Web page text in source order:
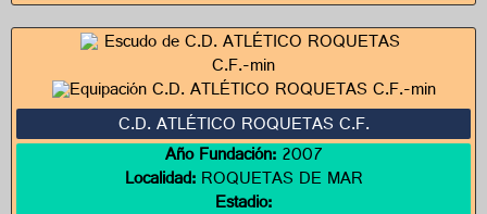
C.D. ATLÉTICO ROQUETAS C.F.
Año Fundación:2007
Localidad:ROQUETAS DE MAR
Estadio: